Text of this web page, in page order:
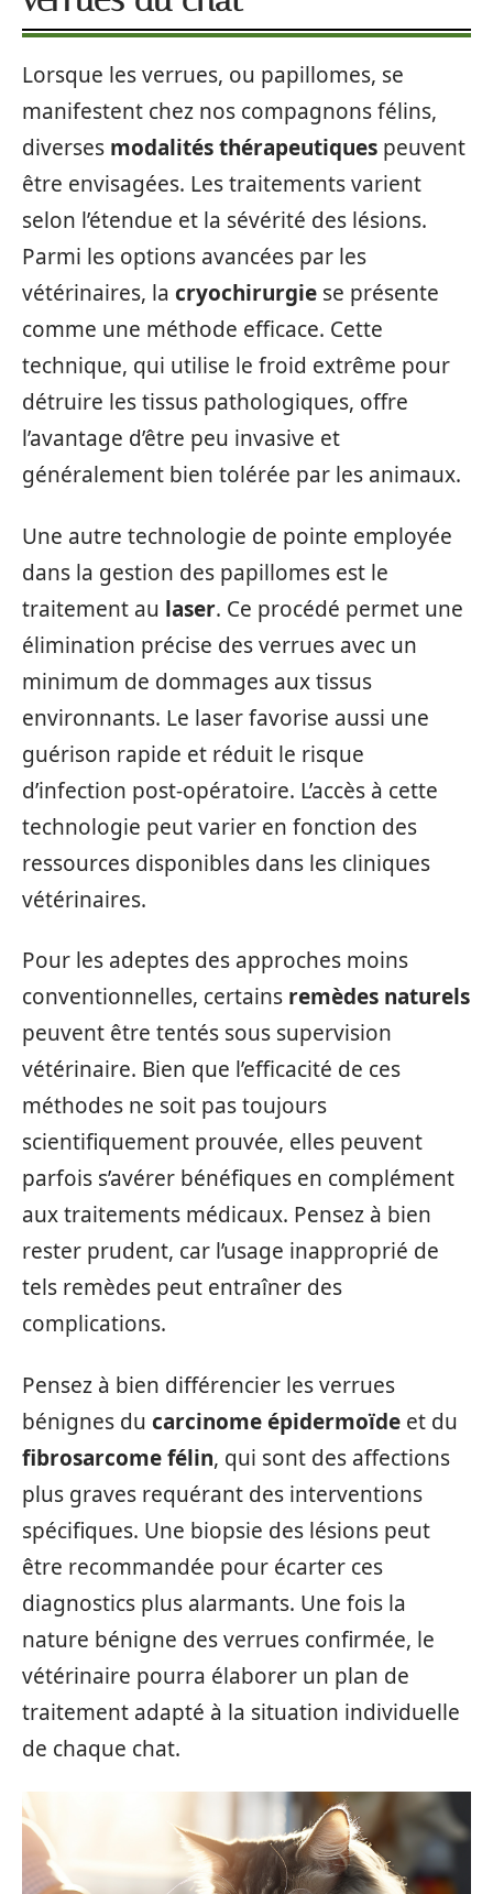
Lorsque les verrues, ou papillomes, se
manifestent chez nos compagnons félins,
diverses modalités thérapeutiques peuvent
être envisagées. Les traitements varient
selon l’étendue et la sévérité des lésions.
Parmi les options avancées par les
vétérinaires, la cryochirurgie se présente
comme une méthode efficace. Cette
technique, qui utilise le froid extrême pour
détruire les tissus pathologiques, offre
l’avantage d’être peu invasive et
généralement bien tolérée par les animaux.
Une autre technologie de pointe employée
dans la gestion des papillomes est le
traitement au laser. Ce procédé permet une
élimination précise des verrues avec un
minimum de dommages aux tissus
environnants. Le laser favorise aussi une
guérison rapide et réduit le risque
d’infection post-opératoire. L’accès à cette
technologie peut varier en fonction des
ressources disponibles dans les cliniques
vétérinaires.
Pour les adeptes des approches moins
conventionnelles, certains remèdes naturels
peuvent être tentés sous supervision
vétérinaire. Bien que l’efficacité de ces
méthodes ne soit pas toujours
scientifiquement prouvée, elles peuvent
parfois s’avérer bénéfiques en complément
aux traitements médicaux. Pensez à bien
rester prudent, car l’usage inapproprié de
tels remèdes peut entraîner des
complications.
Pensez à bien différencier les verrues
bénignes du carcinome épidermoïde et du
fibrosarcome félin, qui sont des affections
plus graves requérant des interventions
spécifiques. Une biopsie des lésions peut
être recommandée pour écarter ces
diagnostics plus alarmants. Une fois la
nature bénigne des verrues confirmée, le
vétérinaire pourra élaborer un plan de
traitement adapté à la situation individuelle
de chaque chat.